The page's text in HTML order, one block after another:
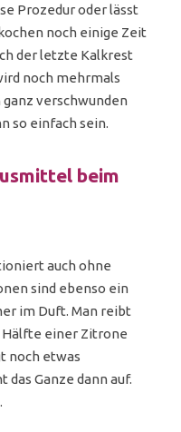
Prozedur oder lässt
noch einige Zeit
der letzte Kalkrest
noch mehrmals
ganz verschwunden
so einfach sein.
beim
auch ohne
sind ebenso ein
im Duft. Man reibt
einer Zitrone
noch etwas
das Ganze dann auf.